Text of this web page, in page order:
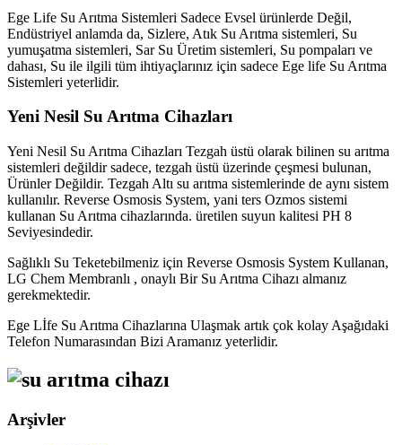
Ege Life Su Arıtma Sistemleri Sadece Evsel ürünlerde Değil,
Endüstriyel anlamda da, Sizlere, Atık Su Arıtma sistemleri, Su
yumuşatma sistemleri, Sar Su Üretim sistemleri, Su pompaları ve
dahası, Su ile ilgili tüm ihtiyaçlarınız için sadece Ege life Su Arıtma
Sistemleri yeterlidir.
Yeni Nesil Su Arıtma Cihazları
Yeni Nesil Su Arıtma Cihazları Tezgah üstü olarak bilinen su arıtma
sistemleri değildir sadece, tezgah üstü üzerinde çeşmesi bulunan,
Ürünler Değildir. Tezgah Altı su arıtma sistemlerinde de aynı sistem
kullanılır. Reverse Osmosis System, yani ters Ozmos sistemi
kullanan Su Arıtma cihazlarında. üretilen suyun kalitesi PH 8
Seviyesindedir.
Sağlıklı Su Teketebilmeniz için Reverse Osmosis System Kullanan,
LG Chem Membranlı , onaylı Bir Su Arıtma Cihazı almanız
gerekmektedir.
Ege Lİfe Su Arıtma Cihazlarına Ulaşmak artık çok kolay Aşağıdaki
Telefon Numarasından Bizi Aramanız yeterlidir.
Arşivler